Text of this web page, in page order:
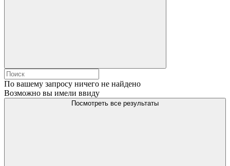
По вашему запросу ничего не найдено
Возможно вы имели ввиду
Посмотреть все результаты